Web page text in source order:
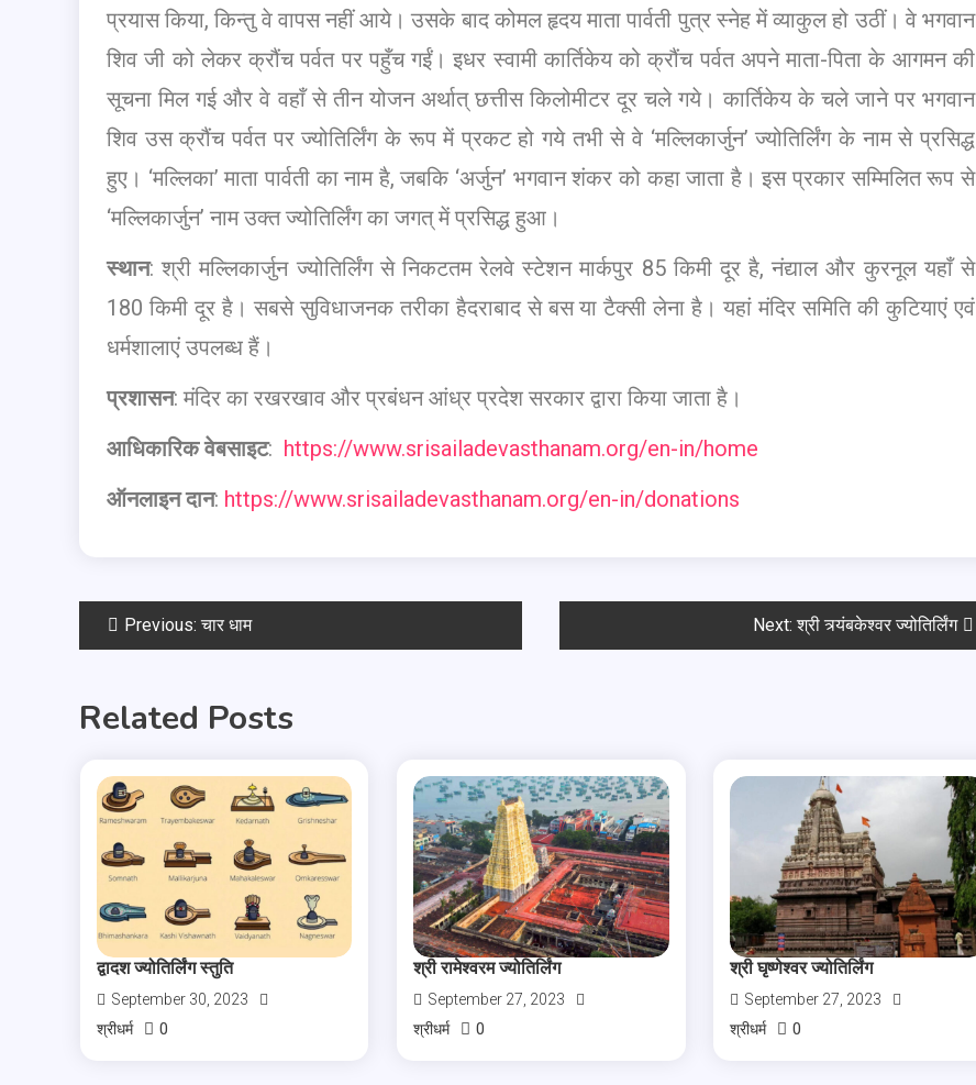
प्रयास किया, किन्तु वे वापस नहीं आये। उसके बाद कोमल हृदय माता पार्वती पुत्र स्नेह में व्याकुल हो उठीं। वे भगवान
शिव जी को लेकर क्रौंच पर्वत पर पहुँच गईं। इधर स्वामी कार्तिकेय को क्रौंच पर्वत अपने माता-पिता के आगमन की
सूचना मिल गई और वे वहाँ से तीन योजन अर्थात् छत्तीस किलोमीटर दूर चले गये। कार्तिकेय के चले जाने पर भगवान
शिव उस क्रौंच पर्वत पर ज्योतिर्लिंग के रूप में प्रकट हो गये तभी से वे ‘मल्लिकार्जुन’ ज्योतिर्लिंग के नाम से प्रसिद्ध
हुए। ‘मल्लिका’ माता पार्वती का नाम है, जबकि ‘अर्जुन’ भगवान शंकर को कहा जाता है। इस प्रकार सम्मिलित रूप से
‘मल्लिकार्जुन’ नाम उक्त ज्योतिर्लिंग का जगत् में प्रसिद्ध हुआ।
स्थान: श्री मल्लिकार्जुन ज्योतिर्लिंग से निकटतम रेलवे स्टेशन मार्कपुर 85 किमी दूर है, नंद्याल और कुरनूल यहाँ से
180 किमी दूर है। सबसे सुविधाजनक तरीका हैदराबाद से बस या टैक्सी लेना है। यहां मंदिर समिति की कुटियाएं एवं
धर्मशालाएं उपलब्ध हैं।
प्रशासन: मंदिर का रखरखाव और प्रबंधन आंध्र प्रदेश सरकार द्वारा किया जाता है।
आधिकारिक वेबसाइट: https://www.srisailadevasthanam.org/en-in/home
ऑनलाइन दान: https://www.srisailadevasthanam.org/en-in/donations
Previous: चार धाम Next: श्री त्र्यंबकेश्वर ज्योतिर्लिंग
Related Posts
द्वादश ज्योतिर्लिंग स्तुति
September 30, 2023
श्रीधर्म
0
श्री रामेश्वरम ज्योतिर्लिंग
September 27, 2023
श्रीधर्म
0
श्री घृष्णेश्वर ज्योतिर्लिंग
September 27, 2023
श्रीधर्म
0